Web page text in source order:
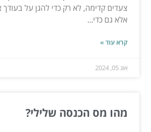
צעדים קדימה, לא רק כדי להגן על
אלא גם כדי...
קרא עוד »
אוג 05, 2024
מהו מס הכנסה שלילי?